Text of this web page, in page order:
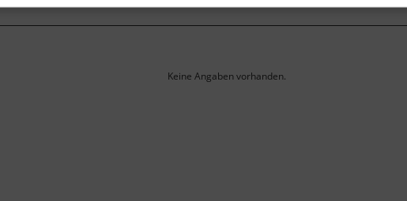
Keine Angaben vorhanden.